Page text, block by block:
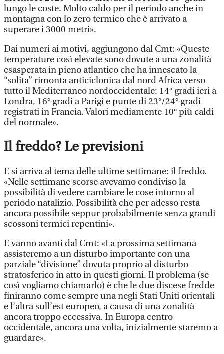
lungo le coste. Molto caldo per il periodo anche in
montagna con lo zero termico che è arrivato a
superare i 3000 metri».
Dai numeri ai motivi, aggiungono dal Cmt: «Queste
temperature così elevate sono dovute a una zonalità
esasperata in pieno atlantico che ha innescato la
“solita” rimonta anticiclonica dal nord Africa verso
tutto il Mediterraneo nordoccidentale: 14° gradi ieri a
Londra, 16° gradi a Parigi e punte di 23°/24° gradi
registrati in Francia. Valori mediamente 10° più caldi
del normale».
Il freddo? Le previsioni
E si arriva al tema delle ultime settimane: il freddo.
«Nelle settimane scorse avevamo condiviso la
possibilità di vedere cambiare le cose intorno al
periodo natalizio. Possibilità che per adesso resta
ancora possibile seppur probabilmente senza grandi
scossoni termici repentini».
E vanno avanti dal Cmt: «La prossima settimana
assisteremo a un disturbo importante con una
parziale “divisione” dovuta proprio al disturbo
stratosferico in atto in questi giorni. Il problema (se
così vogliamo chiamarlo) è che le due discese fredde
finiranno come sempre una negli Stati Uniti orientali
e l’altra sull’est europeo, a causa di una zonalità
ancora troppo eccessiva. In Europa centro
occidentale, ancora una volta, inizialmente staremo a
guardare».